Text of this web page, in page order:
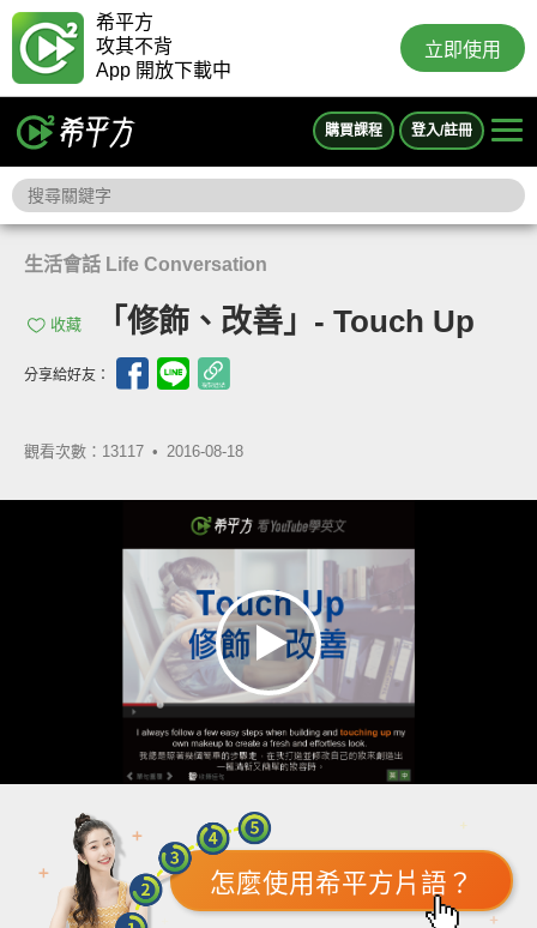
希平方
攻其不背
App 開放下載中
立即使用
購買課程 登入/註冊
生活會話 Life Conversation
收藏 「修飾、改善」- Touch Up
分享給好友：
觀看次數：13117 • 2016-08-18
怎麼使用希平方片語？